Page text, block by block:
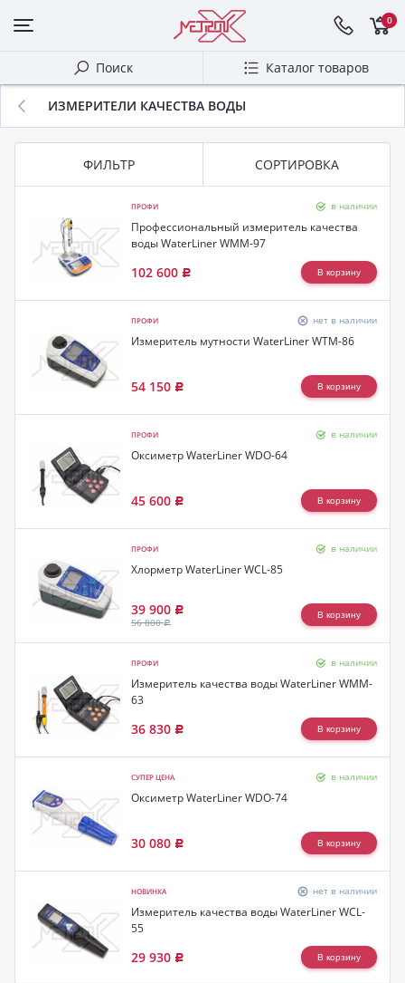
0
Поиск Каталог товаров
ИЗМЕРИТЕЛИ КАЧЕСТВА ВОДЫ
ФИЛЬТР СОРТИРОВКА
ПРОФИ в наличии
Профессиональный измеритель качества
воды WaterLiner WMM-97
102 600 Р
ПРОФИ нет в наличии
Измеритель мутности WaterLiner WTM-86
54 150 Р
ПРОФИ в наличии
Оксиметр WaterLiner WDO-64
45 600 Р
ПРОФИ в наличии
Хлорметр WaterLiner WCL-85
39 900 Р
56 800Р
ПРОФИ в наличии
Измеритель качества воды WaterLiner WMM-
63
36 830 Р
СУПЕР ЦЕНА в наличии
Оксиметр WaterLiner WDO-74
30 080 Р
НОВИНКА нет в наличии
Измеритель качества воды WaterLiner WCL-
55
29 930 Р